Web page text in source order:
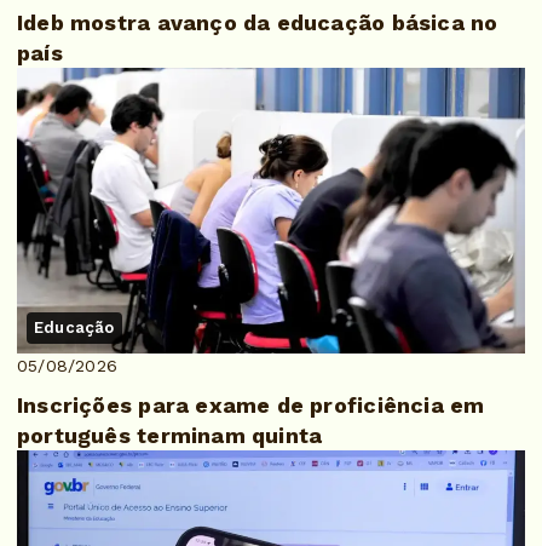
Ideb mostra avanço da educação básica no
país
Educação
05/08/2026
Inscrições para exame de proficiência em
português terminam quinta